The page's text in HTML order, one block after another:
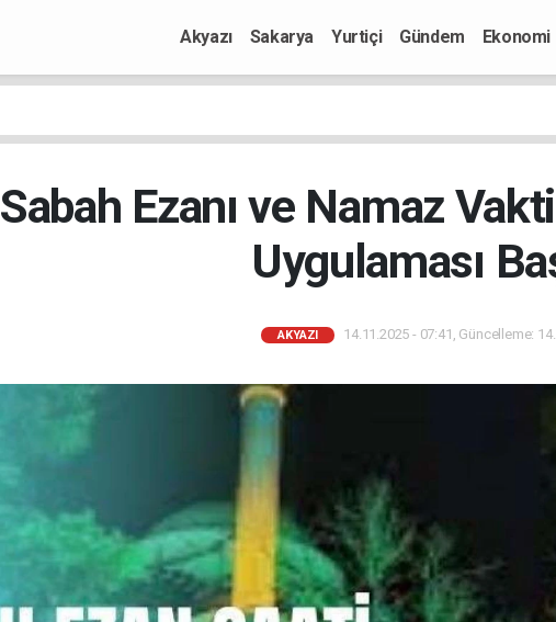
Akyazı Sakarya Yurtiçi Gündem Ekonomi
Sabah Ezanı ve Namaz
Uygulaması
AKYAZI 14.11.2025 - 07:41, Güncelleme: